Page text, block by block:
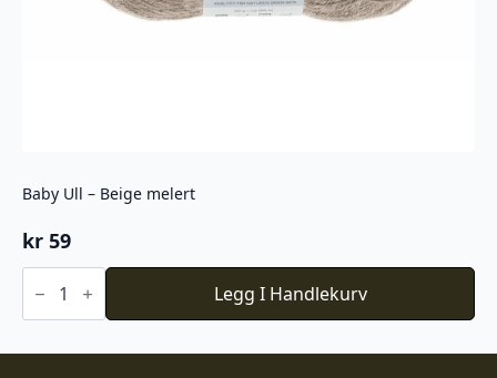
Baby Ull – Beige melert
kr 59
Baby
Ull
Beige
Legg I Handlekurv